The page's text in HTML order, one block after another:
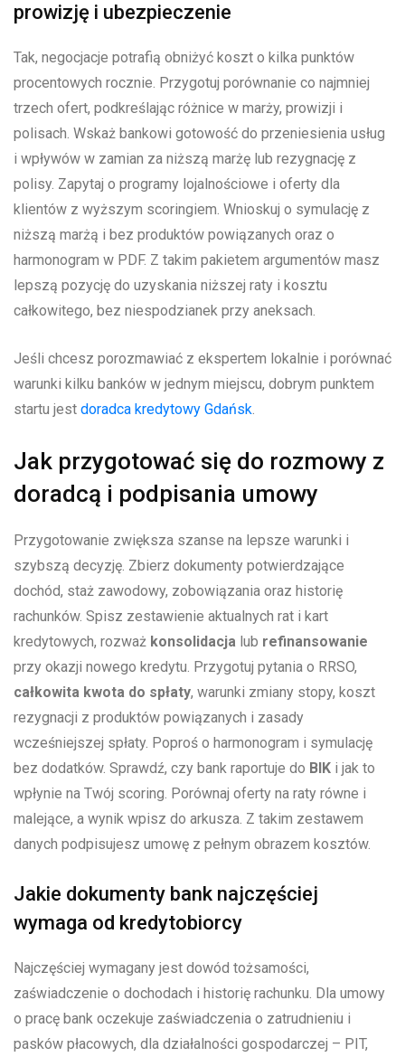
prowizję i ubezpieczenie
Tak, negocjacje potrafią obniżyć koszt o kilka punktów
procentowych rocznie. Przygotuj porównanie co najmniej
trzech ofert, podkreślając różnice w marży, prowizji i
polisach. Wskaż bankowi gotowość do przeniesienia usług
i wpływów w zamian za niższą marżę lub rezygnację z
polisy. Zapytaj o programy lojalnościowe i oferty dla
klientów z wyższym scoringiem. Wnioskuj o symulację z
niższą marżą i bez produktów powiązanych oraz o
harmonogram w PDF. Z takim pakietem argumentów masz
lepszą pozycję do uzyskania niższej raty i kosztu
całkowitego, bez niespodzianek przy aneksach.
Jeśli chcesz porozmawiać z ekspertem lokalnie i porównać
warunki kilku banków w jednym miejscu, dobrym punktem
startu jest doradca kredytowy Gdańsk.
Jak przygotować się do rozmowy z
doradcą i podpisania umowy
Przygotowanie zwiększa szanse na lepsze warunki i
szybszą decyzję. Zbierz dokumenty potwierdzające
dochód, staż zawodowy, zobowiązania oraz historię
rachunków. Spisz zestawienie aktualnych rat i kart
kredytowych, rozważ konsolidacja lub refinansowanie
przy okazji nowego kredytu. Przygotuj pytania o RRSO,
całkowita kwota do spłaty, warunki zmiany stopy, koszt
rezygnacji z produktów powiązanych i zasady
wcześniejszej spłaty. Poproś o harmonogram i symulację
bez dodatków. Sprawdź, czy bank raportuje do BIK i jak to
wpłynie na Twój scoring. Porównaj oferty na raty równe i
malejące, a wynik wpisz do arkusza. Z takim zestawem
danych podpisujesz umowę z pełnym obrazem kosztów.
Jakie dokumenty bank najczęściej
wymaga od kredytobiorcy
Najczęściej wymagany jest dowód tożsamości,
zaświadczenie o dochodach i historię rachunku. Dla umowy
o pracę bank oczekuje zaświadczenia o zatrudnieniu i
pasków płacowych, dla działalności gospodarczej – PIT,